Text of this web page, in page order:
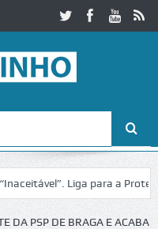
Liga para a Proteção
DA PSP DE BRAGA E ACABA